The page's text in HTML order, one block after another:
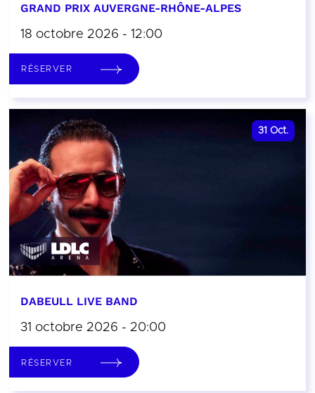
GRAND PRIX AUVERGNE-RHÔNE-ALPES
18 octobre 2026 - 12:00
RÉSERVER
31 Oct.
DABEULL LIVE BAND
31 octobre 2026 - 20:00
RÉSERVER